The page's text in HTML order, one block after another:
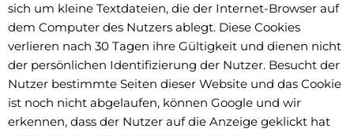
sich um kleine Textdateien, die der Internet-Browser auf
dem Computer des Nutzers ablegt. Diese Cookies
verlieren nach 30 Tagen ihre Gültigkeit und dienen nicht
der persönlichen Identifizierung der Nutzer. Besucht der
Nutzer bestimmte Seiten dieser Website und das Cookie
ist noch nicht abgelaufen, können Google und wir
erkennen, dass der Nutzer auf die Anzeige geklickt hat